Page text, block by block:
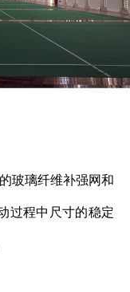
玻璃纤维补强网和
过程中尺寸的稳定